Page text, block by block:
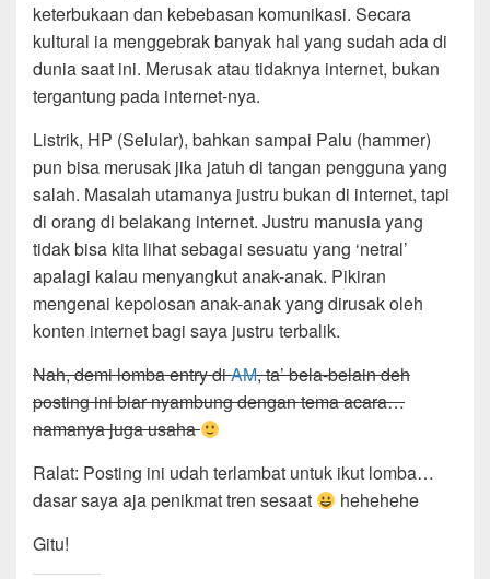
keterbukaan dan kebebasan komunikasi. Secara
kultural ia menggebrak banyak hal yang sudah ada di
dunia saat ini. Merusak atau tidaknya internet, bukan
tergantung pada internet-nya.
Listrik, HP (Selular), bahkan sampai Palu (hammer)
pun bisa merusak jika jatuh di tangan pengguna yang
salah. Masalah utamanya justru bukan di internet, tapi
di orang di belakang internet. Justru manusia yang
tidak bisa kita lihat sebagai sesuatu yang ‘netral’
apalagi kalau menyangkut anak-anak. Pikiran
mengenai kepolosan anak-anak yang dirusak oleh
konten internet bagi saya justru terbalik.
Nah, demi lomba entry diAM, ta’ bela-belain deh
posting ini biar nyambung dengan tema acara…
namanya juga usaha
Ralat: Posting ini udah terlambat untuk ikut lomba…
dasar saya aja penikmat tren sesaat
hehehehe
Gitu!